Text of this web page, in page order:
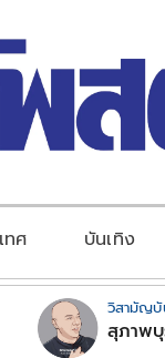
ทศ บันเทิง
วิสามัญบั
สุภาพบุ